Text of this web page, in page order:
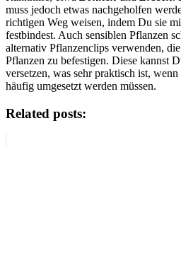
muss jedoch etwas nachgeholfen
richtigen Weg weisen, indem Du sie
festbindest. Auch sensiblen Pflanzen
alternativ Pflanzenclips verwenden,
Pflanzen zu befestigen. Diese kannst
versetzen, was sehr praktisch ist,
häufig umgesetzt werden müssen.
Related posts: